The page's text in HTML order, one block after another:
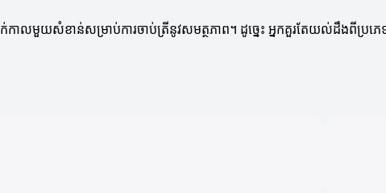
លមួយសំខាន់សម្រាប់ការចាប់ត្រីនូវសមត្ថភាព។ ដូច្នេះ អ្នកគួរតែយល់ដឹងពីប្រភេទ